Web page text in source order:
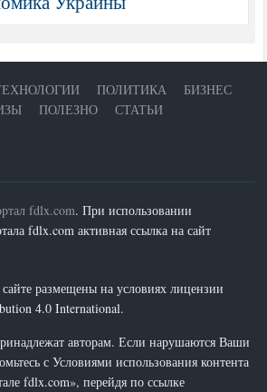
ПОЛИТИКА
БИЗНЕС
ПОЛЕЗНО СТАТЬИ
fdlx.com. При использовании
fdlx.com активная ссылка на сайт
размещены на условиях лицензии
4.0 International.
авторам. Если нарушаются Ваши
с Условиями использования контента
fdlx.com», перейдя по ссылке